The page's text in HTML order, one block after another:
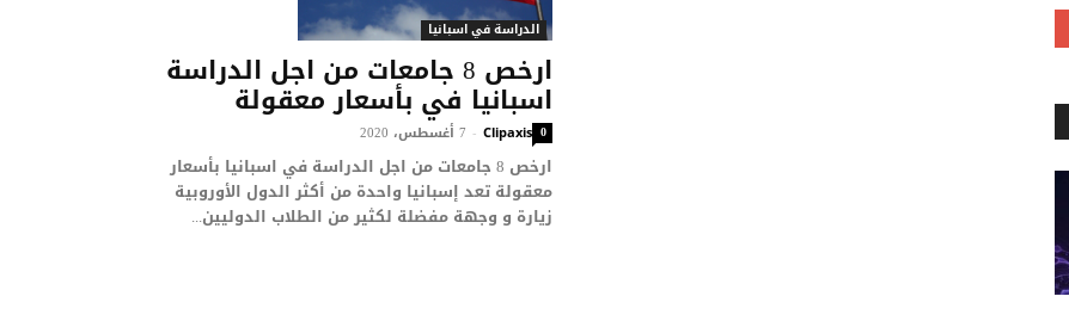
الدراسة في اسبانيا
ارخص 8 جامعات من اجل الدراسة
اسبانيا في بأسعار معقولة
Clipaxis
- 7 أغسطس، 2020 0
ارخص 8 جامعات من اجل الدراسة في اسبانيا بأسعار
معقولة تعد إسبانيا واحدة من أكثر الدول الأوروبية
زيارة و وجهة مفضلة لكثير من الطلاب الدوليين...